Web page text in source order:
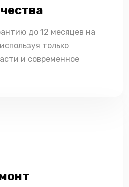
до 12 месяцев на
только
и современное